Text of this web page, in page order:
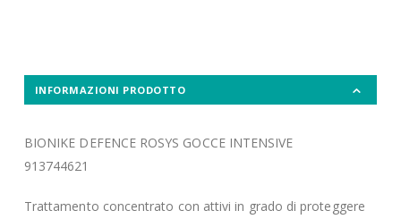
INFORMAZIONI PRODOTTO
BIONIKE DEFENCE ROSYS GOCCE INTENSIVE
913744621
Trattamento concentrato con attivi in grado di proteggere